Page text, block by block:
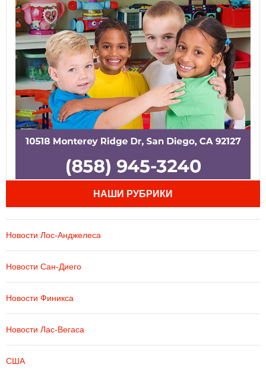
НАШИ РУБРИКИ
Новости Лос-Анджелеса
Новости Сан-Диего
Новости Финикса
Новости Лас-Вегаса
США